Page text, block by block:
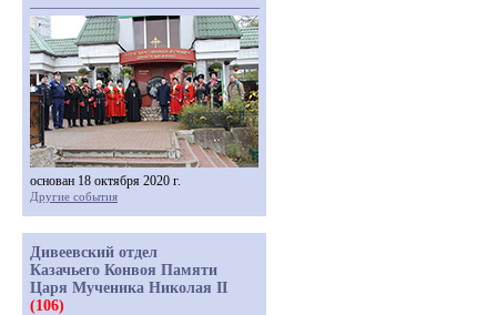
основан 18 октября 2020 г.
Другие события
Дивеевский отдел
Казачьего Конвоя Памяти
Царя Мученика Николая II
(106)